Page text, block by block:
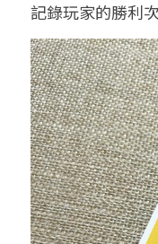
記錄玩家的勝利